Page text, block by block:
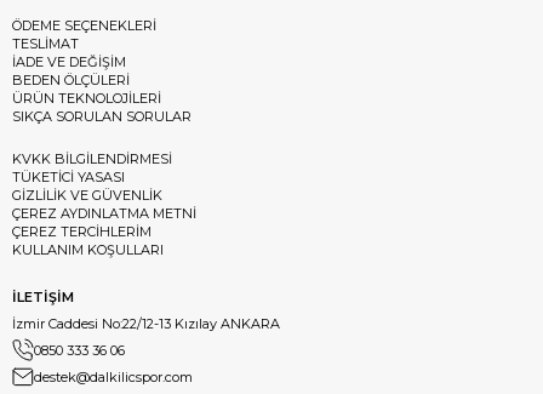
ÖDEME SEÇENEKLERİ
TESLİMAT
İADE VE DEĞİŞİM
BEDEN ÖLÇÜLERİ
ÜRÜN TEKNOLOJİLERİ
SIKÇA SORULAN SORULAR
KVKK BİLGİLENDİRMESİ
TÜKETİCİ YASASI
GİZLİLİK VE GÜVENLİK
ÇEREZ AYDINLATMA METNİ
ÇEREZ TERCİHLERİM
KULLANIM KOŞULLARI
İLETİŞİM
İzmir Caddesi No:22/12-13 Kızılay ANKARA
0850 333 36 06
destek@dalkilicspor.com